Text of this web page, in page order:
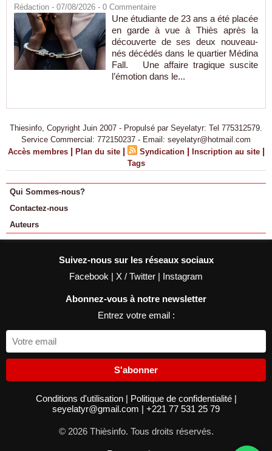
Rédaction - 07/08/2026 - 0 Commentaire
Une étudiante de 23 ans a été placée
en garde à vue à Thiès après la
découverte de ses deux nouveau-
nés décédés dans le quartier Médina
Fall. Une affaire tragique suscite
l’émotion dans le...
Thiesinfo, Copyright Juin 2007 - Propulsé par Seyelatyr: Tel 775312579.
Service Commercial: 772150237 - Email: seyelatyr@hotmail.com
Accès membres | Plan du site | Syndication | Inscription au site |
Tags
Qui Sommes-nous?
Contactez-nous
Auteurs
Suivez-nous sur les réseaux sociaux
Facebook | X / Twitter | Instagram
Abonnez-vous à notre newsletter
Entrez votre email :
S'abonner
Conditions d'utilisation | Politique de confidentialité |
seyelatyr@gmail.com | +221 77 531 25 79
© 2026 Thièsinfo. Tous droits réservés.